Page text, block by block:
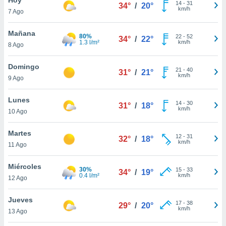
en
más
nuestra
de
cookies
aceptar
7 Ago
34° / 20° 14- 31
km/h
Mañana
8 Ago
80%
1.3 l/m²
34° / 22° 22- 52
km/h
Domingo
9 Ago
31° / 21° 21 - 40
km/h
Lunes
10 Ago
31° / 18° 14- 30
km/h
Martes
11 Ago
32° / 18° 12- 31
km/h
Miércoles
12 Ago
30%
0.4 l/m²
34° / 19° 15- 33
km/h
Jueves
13 Ago
29° / 20° 17- 38
km/h